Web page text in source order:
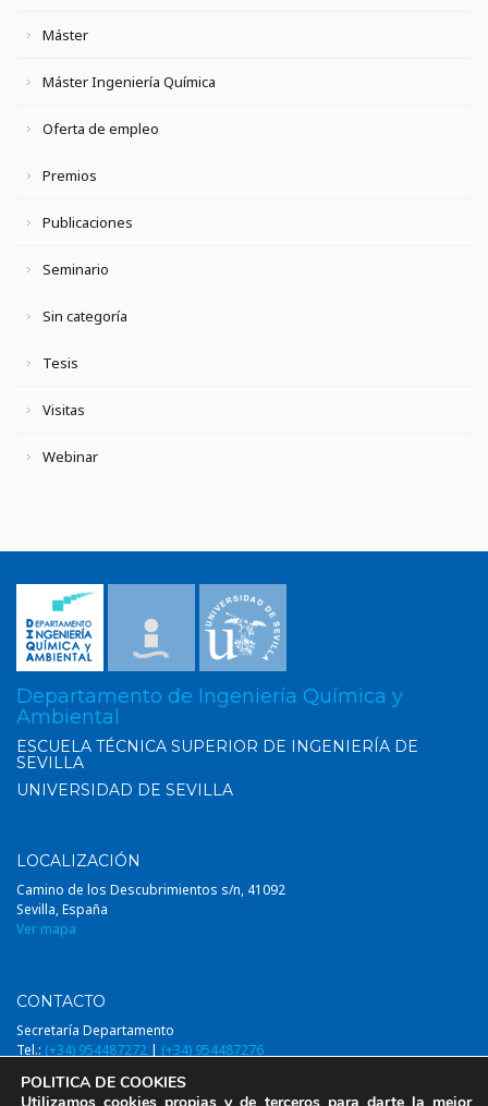
Máster
Máster Ingeniería Química
Oferta de empleo
Premios
Publicaciones
Seminario
Sin categoría
Tesis
Visitas
Webinar
Departamento de Ingeniería Química y
Ambiental
ESCUELA TÉCNICA SUPERIOR DE INGENIERÍA DE
SEVILLA
UNIVERSIDAD DE SEVILLA
LOCALIZACIÓN
Camino de los Descubrimientos s/n, 41092
Sevilla, España
Ver mapa
CONTACTO
Secretaría Departamento
Tel.: (+34) 954487272 | (+34) 954487276
POLITICA DE COOKIES